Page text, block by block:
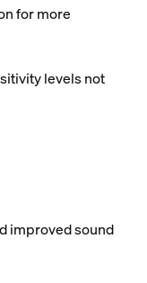
for more
levels not
improved sound